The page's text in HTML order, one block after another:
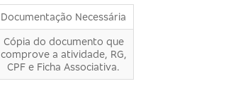
Documentação Necessária
Cópia do documento que
comprove a atividade, RG,
CPF e Ficha Associativa.